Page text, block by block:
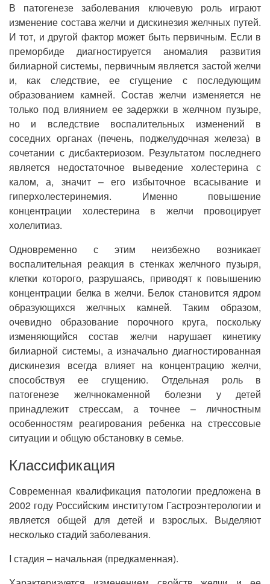
В патогенезе заболевания ключевую роль играют
изменение состава желчи и дискинезия желчных путей.
И тот, и другой фактор может быть первичным. Если в
преморбиде диагностируется аномалия развития
билиарной системы, первичным является застой желчи
и, как следствие, ее сгущение с последующим
образованием камней. Состав желчи изменяется не
только под влиянием ее задержки в желчном пузыре,
но и вследствие воспалительных изменений в
соседних органах (печень, поджелудочная железа) в
сочетании с дисбактериозом. Результатом последнего
является недостаточное выведение холестерина с
калом, а, значит – его избыточное всасывание и
гиперхолестеринемия. Именно повышение
концентрации холестерина в желчи провоцирует
холелитиаз.
Одновременно с этим неизбежно возникает
воспалительная реакция в стенках желчного пузыря,
клетки которого, разрушаясь, приводят к повышению
концентрации белка в желчи. Белок становится ядром
образующихся желчных камней. Таким образом,
очевидно образование порочного круга, поскольку
изменяющийся состав желчи нарушает кинетику
билиарной системы, а изначально диагностированная
дискинезия всегда влияет на концентрацию желчи,
способствуя ее сгущению. Отдельная роль в
патогенезе желчнокаменной болезни у детей
принадлежит стрессам, а точнее – личностным
особенностям реагирования ребенка на стрессовые
ситуации и общую обстановку в семье.
Классификация
Современная квалификация патологии предложена в
2002 году Российским институтом Гастроэнтерологии и
является общей для детей и взрослых. Выделяют
несколько стадий заболевания.
I стадия – начальная (предкаменная).